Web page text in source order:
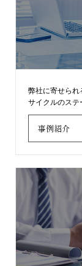
弊社に寄せられ
サイクルのステ
事例紹介